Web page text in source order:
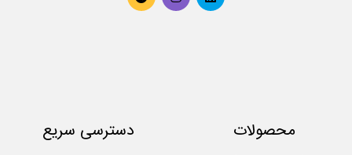
کوسن
محصولات دسترسی سریع